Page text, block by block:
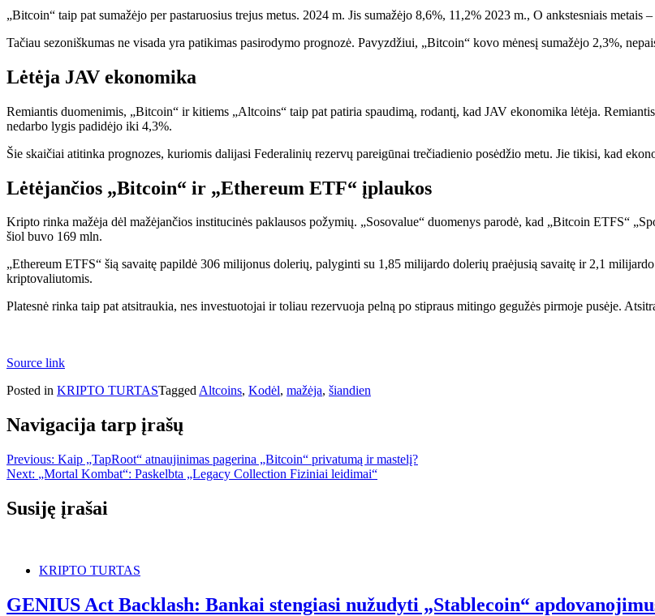
„Bitcoin“ taip pat sumažėjo per pastaruosius trejus metus. 2024 m. Jis sumažėjo 8,6%, 11,2% 2023 m., O ankstesniais metais
Tačiau sezoniškumas ne visada yra patikimas pasirodymo prognozė. Pavyzdžiui, „Bitcoin“ kovo mėnesį sumažėjo 2,3%,
Lėtėja JAV ekonomika
Remiantis duomenimis, „Bitcoin“ ir kitiems „Altcoins“ taip pat patiria spaudimą, rodantį, kad JAV ekonomika lėtėja.
nedarbo lygis padidėjo iki 4,3%.
Šie skaičiai atitinka prognozes, kuriomis dalijasi Federalinių rezervų pareigūnai trečiadienio posėdžio metu. Jie tikisi, kad
Lėtėjančios „Bitcoin“ ir „Ethereum ETF“ įplaukos
Kripto rinka mažėja dėl mažėjančios institucinės paklausos požymių. „Sosovalue“ duomenys parodė, kad „Bitcoin ETFS“
šiol buvo 169 mln.
„Ethereum ETFS“ šią savaitę papildė 306 milijonus dolerių, palyginti su 1,85 milijardo dolerių praėjusią savaitę ir 2,1
kriptovaliutomis.
Platesnė rinka taip pat atsitraukia, nes investuotojai ir toliau rezervuoja pelną po stipraus mitingo gegužės pirmoje pusėje.
Source link
Posted in KRIPTO TURTASTaggedAltcoins, Kodėl, mažėja, šiandien
Navigacija tarp įrašų
Previous: Kaip „TapRoot“ atnaujinimas pagerina „Bitcoin“ privatumą ir mastelį?
Next: „Mortal Kombat“: Paskelbta „Legacy Collection Fiziniai leidimai“
Susiję įrašai
KRIPTO TURTAS
GENIUS Act Backlash: Bankai stengiasi nužudyti „Stablecoin“